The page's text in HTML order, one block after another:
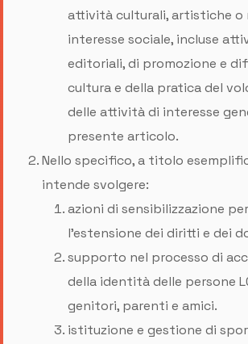
attività culturali, artistiche o
interesse sociale, incluse
editoriali, di promozione e
cultura e della pratica del
delle attività di interesse
presente articolo.
Nello specifico, a titolo
intende svolgere:
azioni di sensibilizzazione
l’estensione dei diritti e dei
supporto nel processo di
della identità delle persone
genitori, parenti e amici.
istituzione e gestione di